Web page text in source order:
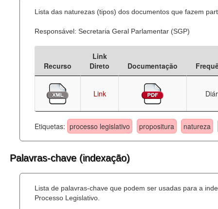
Catálogo de dados
Processo Legislativo
Administração
Legislação
Agenda
Perguntas frequentes
Lista das naturezas (tipos) dos documentos que fazem
Responsável: Secretaria Geral Parlamentar (SGP)
Recurso
Link
Direto
Documentação
Link
Etiquetas: processo legislativo propositura natureza
Palavras-chave (indexação)
Lista de palavras-chave que podem ser usadas para a
Processo Legislativo.